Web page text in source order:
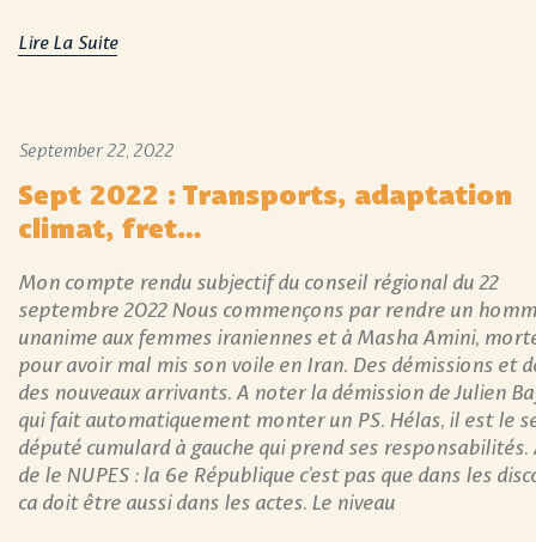
Lire La Suite
September 22, 2022
Sept 2022 : Transports, adaptation
climat, fret…
Mon compte rendu subjectif du conseil régional du 22
septembre 2022 Nous commençons par rendre un
unanime aux femmes iraniennes et à Masha Amini,
pour avoir mal mis son voile en Iran. Des démissions et
des nouveaux arrivants. A noter la démission de Julien
qui fait automatiquement monter un PS. Hélas, il est le
député cumulard à gauche qui prend ses responsabilités.
de le NUPES : la 6e République c’est pas que dans les
ca doit être aussi dans les actes. Le niveau